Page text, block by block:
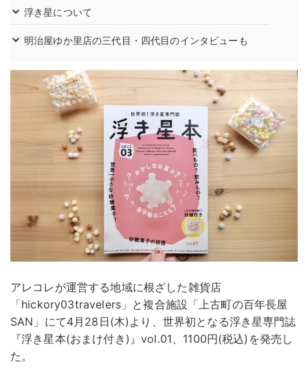
浮き星について
明治屋ゆか里店の三代目・四代目のインタビューも
アレコレが運営する地域に根ざした雑貨店
「hickory03travelers」と複合施設「上古町の百年長屋
SAN」にて4月28日(木)より、世界初となる浮き星専門誌
『浮き星本(おまけ付き)』vol.01、1100円(税込)を発売し
た。